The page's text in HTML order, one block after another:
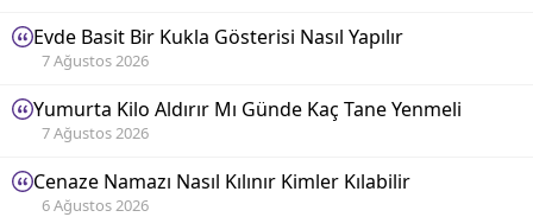
Evde Basit Bir Kukla Gösterisi Nasıl Yapılır
7 Ağustos 2026
Yumurta Kilo Aldırır Mı Günde Kaç Tane Yenmeli
7 Ağustos 2026
Cenaze Namazı Nasıl Kılınır Kimler Kılabilir
6 Ağustos 2026